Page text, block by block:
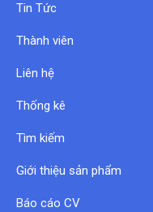
Tin Tức
Thành viên
Liên hệ
Thống kê
Tìm kiếm
Giới thiệu sản phẩm
Báo cáo CV